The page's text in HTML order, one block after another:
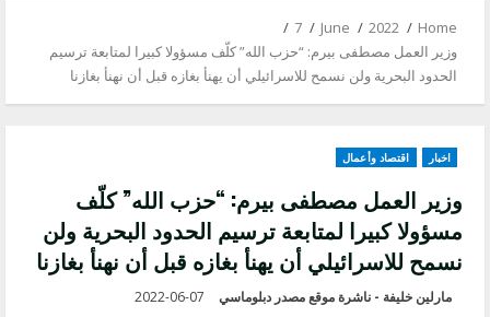
Home
2022
June
7
وزير العمل مصطفى بيرم: “حزب الله” كلّف مسؤولا كبيرا لمتابعة ترسيم
الحدود البحرية ولن نسمح للاسرائيلي أن يهنأ بغازه قبل أن نهنأ بغازنا
اخبار اقتصاد وأعمال
وزير العمل مصطفى بيرم: “حزب الله” كلّف
مسؤولا كبيرا لمتابعة ترسيم الحدود البحرية ولن
نسمح للاسرائيلي أن يهنأ بغازه قبل أن نهنأ بغازنا
مارلين خليفة - ناشرة موقع مصدر دبلوماسي 2022-06-07